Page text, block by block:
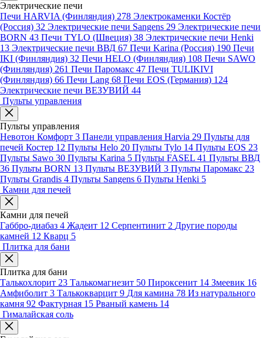
Электрические печи
Печи HARVIA (Финляндия) 278 Электрокаменки Костёр
(Россия) 32 Электрические печи Sangens 29 Электрические печи
BORN 43 Печи TYLO (Швеция) 38 Электрические печи Henki
13 Электрические печи ВВД 67 Печи Karina (Россия) 190 Печи
IKI (Финляндия) 32 Печи HELO (Финляндия) 108 Печи SAWO
(Финляндия) 261 Печи Паромакс 47 Печи TULIKIVI
(Финляндия) 66 Печи Lang 68 Печи EOS (Германия) 124
Электрические печи ВЕЗУВИЙ 44
Пульты управления
Пульты управления
Невотон Комфорт 3 Панели управления Harvia 29 Пульты для
печей Костер 12 Пульты Helo 20 Пульты Tylo 14 Пульты EOS 23
Пульты Sawo 30 Пульты Karina 5 Пульты FASEL 41 Пульты ВВД
36 Пульты BORN 13 Пульты ВЕЗУВИЙ 3 Пульты Паромакс 23
Пульты Grandis 4 Пульты Sangens 6 Пульты Henki 5
Камни для печей
Камни для печей
Габбро-диабаз 4 Жадеит 12 Серпентинит 2 Другие породы
камней 12 Кварц 5
Плитка для бани
Плитка для бани
Талькохлорит 23 Талькомагнезит 50 Пироксенит 14 Змеевик 16
Амфиболит 3 Талькокварцит 9 Для камина 78 Из натурального
камня 92 Фактурная 15 Рваный камень 14
Гималайская соль